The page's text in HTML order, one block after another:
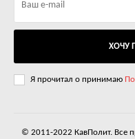
ХОЧУ
Я прочитал о принимаю
© 2011-2022 КавПолит. Все